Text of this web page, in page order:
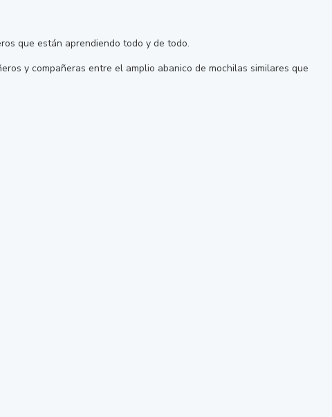
que están aprendiendo todo y de todo.
y compañeras entre el amplio abanico de mochilas similares que